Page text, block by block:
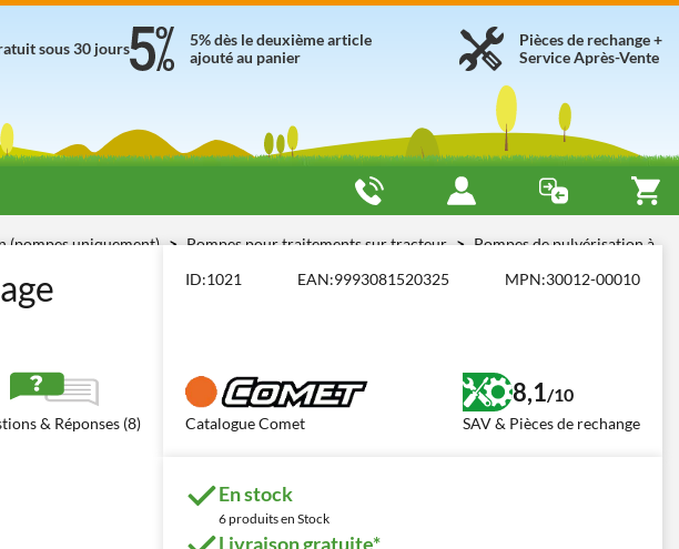
Pièces de rechange +
Service Après-Vente
5% dès le deuxième article
ajouté au panier
sous 30 jours
(pompes uniquement) Pompes pour traitements sur tracteur
Pompes de pulvérisation à
& Réponses (8)
ID:1021 EAN:9993081520325 MPN:30012-00010
Catalogue Comet
8,1/10
SAV & Pièces de rechange
En stock
6 produits en Stock
Livraison gratuite*